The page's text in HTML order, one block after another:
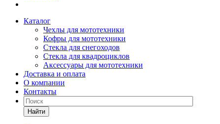
Каталог
Чехлы для мототехники
Кофры для мототехники
Стекла для снегоходов
Стекла для квадроциклов
Аксессуары для мототехники
Доставка и оплата
О компании
Контакты
Найти